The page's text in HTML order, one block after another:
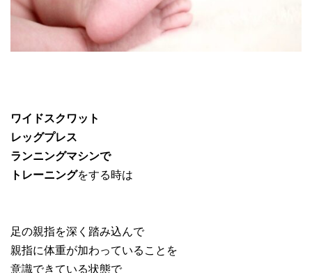
ワイドスクワット
レッグプレス
ランニングマシンで
トレーニングをする時は
足の親指を深く踏み込んで
親指に体重が加わっていることを
意識できている状態で